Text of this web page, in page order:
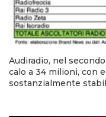
Audiradio, nel
calo a 34 milioni, con
sostanzialmente